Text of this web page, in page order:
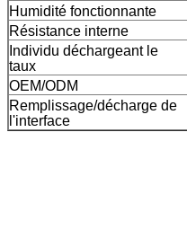
Humidité fonctionnante
Résistance interne
Individu déchargeant le
taux
OEM/ODM
Remplissage/décharge de
l'interface